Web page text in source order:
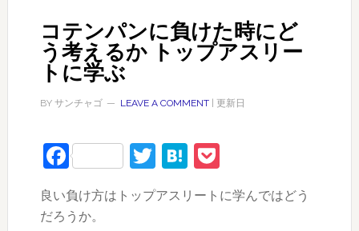
コテンパンに負けた時にど
う考えるか トップアスリー
トに学ぶ
BY サンチャゴ LEAVE A COMMENT| 更新日
FacebookTwitterHatena
Pocket
良い負け方はトップアスリートに学んではどう
だろうか。